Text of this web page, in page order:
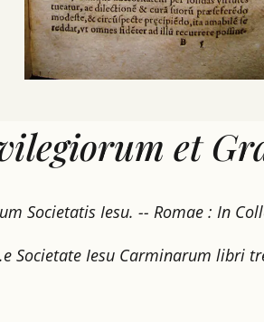
et
Societatis Iesu. -- Romae : In
Societate Iesu Carminarum libri